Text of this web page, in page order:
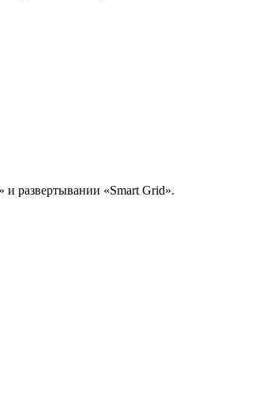
развертывании «Smart Grid».